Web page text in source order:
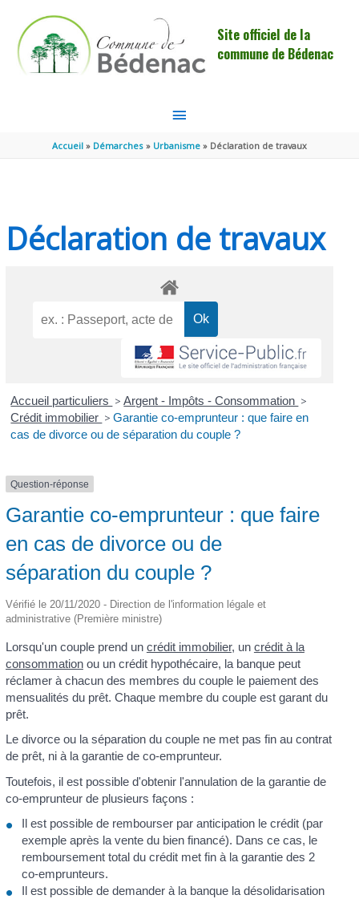
Site officiel de la
commune de Bédenac
MENU
PRINCIPAL
Accueil Démarches Urbanisme Déclaration de travaux
Déclaration de travaux
Accueil particuliers > Argent - Impôts - Consommation >
Crédit immobilier > Garantie co-emprunteur : que faire en
cas de divorce ou de séparation du couple ?
Question-réponse
Garantie co-emprunteur : que faire
en cas de divorce ou de
séparation du couple ?
Vérifié le 20/11/2020 - Direction de l'information légale et
administrative (Première ministre)
Lorsqu'un couple prend un crédit immobilier, un crédit à la
consommationou un crédit hypothécaire, la banque peut
réclamer à chacun des membres du couple le paiement des
mensualités du prêt. Chaque membre du couple est garant du
prêt.
Le divorce ou la séparation du couple ne met pas fin au contrat
de prêt, ni à la garantie de co-emprunteur.
Toutefois, il est possible d'obtenir l'annulation de la garantie de
co-emprunteur de plusieurs façons :
Il est possible de rembourser par anticipation le crédit (par
exemple après la vente du bien financé). Dans ce cas, le
remboursement total du crédit met fin à la garantie des 2
co-emprunteurs.
Il est possible de demander à la banque la désolidarisation